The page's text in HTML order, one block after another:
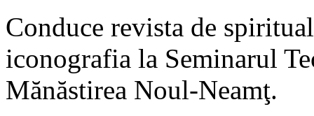
Conduce revista de
iconografia la Seminarul
Mănăstirea Noul-Neamţ.